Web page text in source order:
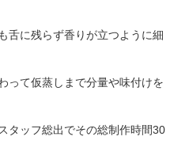
舌に残らず香りが立つように細
って仮蒸しまで分量や味付けを
タッフ総出でその総制作時間30